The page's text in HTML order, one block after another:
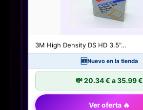
3M High Density DS HD 3.5"…
🆕Nuevo en la tienda
💸 20.34 € a 35.99 €
Ver oferta 🔥